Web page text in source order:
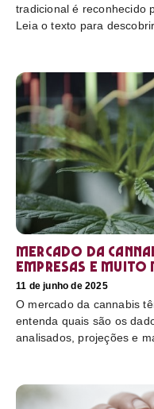
tradicional é reconhecido
Leia o texto para
Mercado da
empresas e muito
11 de junho de 2025
O mercado da cannabis
entenda quais são os
analisados, projeções e